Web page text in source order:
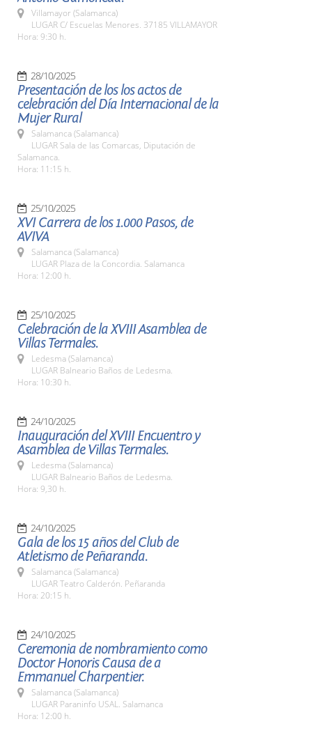
Villamayor (Salamanca)
LUGAR C/ Escuelas Menores. 37185 VILLAMAYOR
Hora: 9:30 h.
28/10/2025
Presentación de los los actos de
celebración del Día Internacional de la
Mujer Rural
Salamanca (Salamanca)
LUGAR Sala de las Comarcas, Diputación de
Salamanca.
Hora: 11:15 h.
25/10/2025
XVI Carrera de los 1.000 Pasos, de
AVIVA
Salamanca (Salamanca)
LUGAR Plaza de la Concordia. Salamanca
Hora: 12:00 h.
25/10/2025
Celebración de la XVIII Asamblea de
Villas Termales.
Ledesma (Salamanca)
LUGAR Balneario Baños de Ledesma.
Hora: 10:30 h.
24/10/2025
Inauguración del XVIII Encuentro y
Asamblea de Villas Termales.
Ledesma (Salamanca)
LUGAR Balneario Baños de Ledesma.
Hora: 9,30 h.
24/10/2025
Gala de los 15 años del Club de
Atletismo de Peñaranda.
Salamanca (Salamanca)
LUGAR Teatro Calderón. Peñaranda
Hora: 20:15 h.
24/10/2025
Ceremonia de nombramiento como
Doctor Honoris Causa de a
Emmanuel Charpentier.
Salamanca (Salamanca)
LUGAR Paraninfo USAL. Salamanca
Hora: 12:00 h.